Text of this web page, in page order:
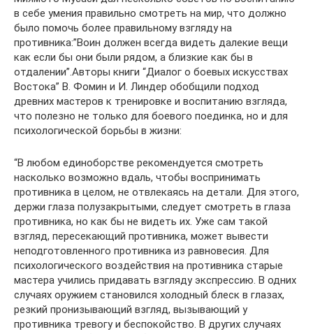
в себе умения правильно смотреть на мир, что должно
было помочь более правильному взгляду на
противника:”Воин должен всегда видеть далекие вещи
как если бы они были рядом, а близкие как бы в
отдалении”.Авторы книги “Диалог о боевых искусствах
Востока” В. Фомин и И. Линдер обобщили подход
древних мастеров к тренировке и воспитанию взгляда,
что полезно не только для боевого поединка, но и для
психологической борьбы в жизни:
“В любом единоборстве рекомендуется смотреть
насколько возможно вдаль, чтобы воспринимать
противника в целом, не отвлекаясь на детали. Для этого,
держи глаза полузакрытыми, следует смотреть в глаза
противника, но как бы не видеть их. Уже сам такой
взгляд, пересекающий противника, может вывести
неподготовленного противника из равновесия. Для
психологического воздействия на противника старые
мастера учились придавать взгляду экспрессию. В одних
случаях оружием становился холодный блеск в глазах,
резкий пронизывающий взгляд, вызывающий у
противника тревогу и беспокойство. В других случаях